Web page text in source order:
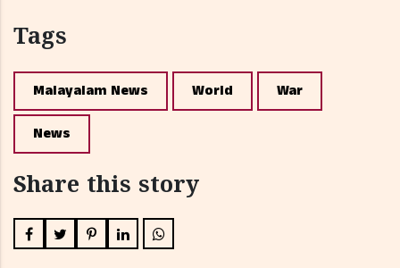
Tags
Malayalam News World War
News
Share this story